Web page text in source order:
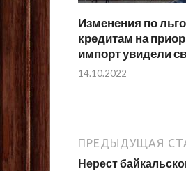
Изменения по
кредитам на
импорт увидели
14.10.2022
ПРЕДЫДУЩАЯ
Нерест